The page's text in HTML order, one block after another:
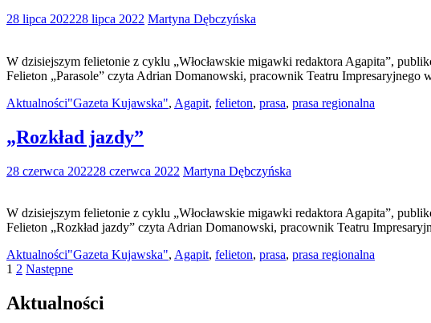
28 lipca 202228 lipca 2022 Martyna Dębczyńska
W dzisiejszym felietonie z cyklu „Włocławskie migawki redaktora Agapita”,
Felieton „Parasole” czyta Adrian Domanowski, pracownik Teatru Impresaryjnego
Aktualności"Gazeta Kujawska", Agapit, felieton, prasa, prasa regionalna
„Rozkład jazdy”
28 czerwca 202228 czerwca 2022 Martyna Dębczyńska
W dzisiejszym felietonie z cyklu „Włocławskie migawki redaktora Agapita”,
Felieton „Rozkład jazdy” czyta Adrian Domanowski, pracownik Teatru
Aktualności"Gazeta Kujawska", Agapit, felieton, prasa, prasa regionalna
Stronicowanie
wpisów
1 2 Następne
Aktualności